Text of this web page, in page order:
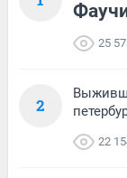
25
2
22